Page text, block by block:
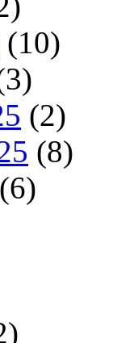
(10)
(2)
(8)
(6)